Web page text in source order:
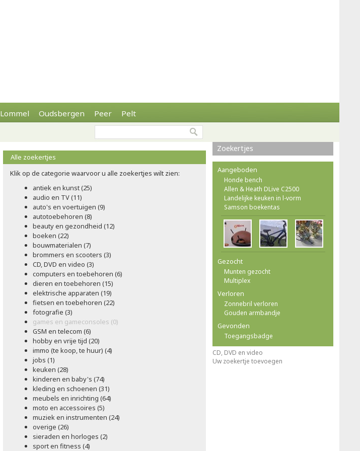
Lommel Oudsbergen Peer Pelt
Alle zoekertjes
Klik op de categorie waarvoor u alle zoekertjes wilt zien:
antiek en kunst (25)
audio en TV (11)
auto's en voertuigen (9)
autotoebehoren (8)
beauty en gezondheid (12)
boeken (22)
bouwmaterialen (7)
brommers en scooters (3)
CD, DVD en video (3)
computers en toebehoren (6)
dieren en toebehoren (15)
elektrische apparaten (19)
fietsen en toebehoren (22)
fotografie (3)
games en gameconsoles (0)
GSM en telecom (6)
hobby en vrije tijd (20)
immo (te koop, te huur) (4)
jobs (1)
keuken (28)
kinderen en baby's (74)
kleding en schoenen (31)
meubels en inrichting (64)
moto en accessoires (5)
muziek en instrumenten (24)
overige (26)
sieraden en horloges (2)
sport en fitness (4)
Zoekertjes
Aangeboden
Honde bench
Allen & Heath DLive C2500
Landelijke keuken in l-vorm
Samson boekentas
Gezocht
Munten gezocht
Multiplex
Verloren
Zonnebril verloren
Gouden armbandje
Gevonden
Toegangsbadge
CD, DVD en video
Uw zoekertje toevoegen